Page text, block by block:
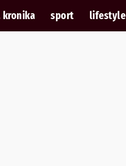
kronika sport lifestyle